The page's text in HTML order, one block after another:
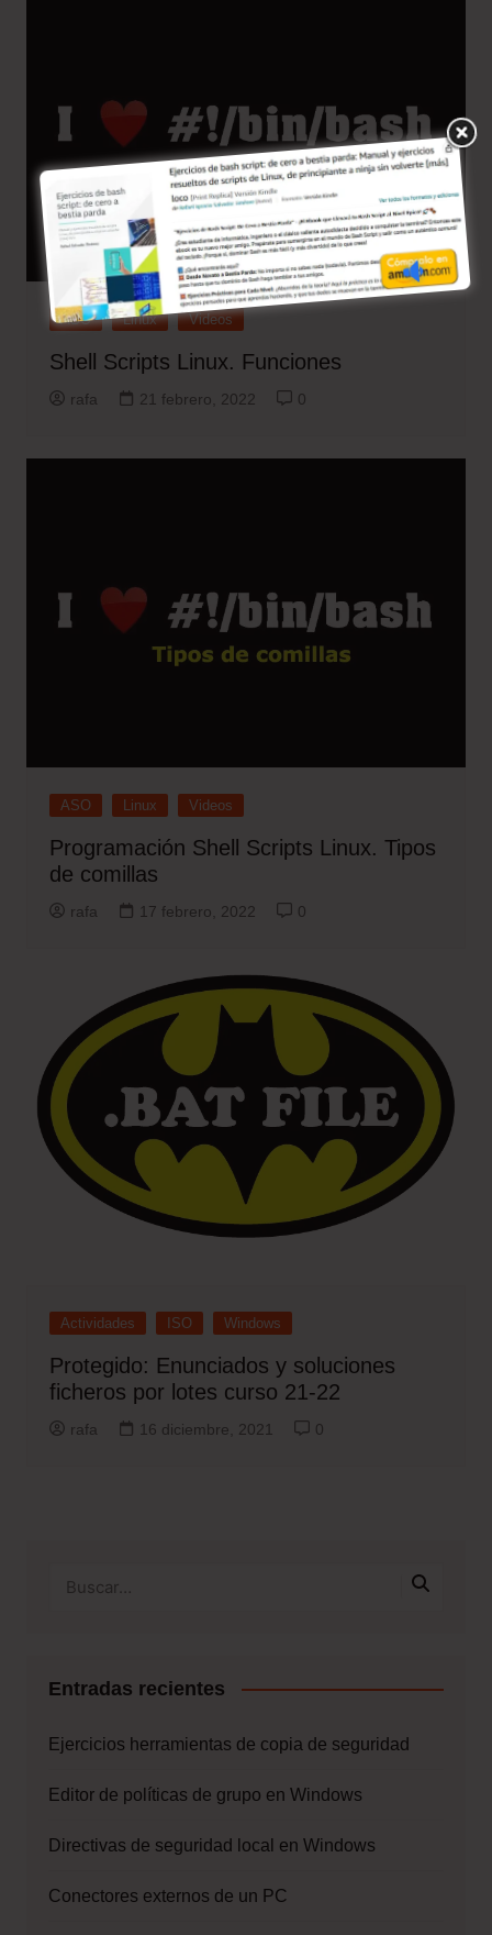
ASO Linux Videos
Shell Scripts Linux. Funciones
rafa 21 febrero, 2022 0
ASO Linux Videos
Programación Shell Scripts Linux. Tipos
de comillas
rafa 17 febrero, 2022 0
Actividades ISO Windows
Protegido: Enunciados y soluciones
ficheros por lotes curso 21-22
rafa 16 diciembre, 2021 0
Entradas recientes
Ejercicios herramientas de copia de seguridad
Editor de políticas de grupo en Windows
Directivas de seguridad local en Windows
Conectores externos de un PC